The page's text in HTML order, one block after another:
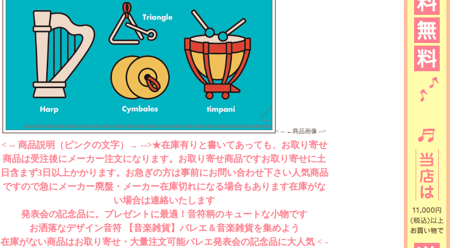
< -- ←商品画像 -->
< -- 商品説明（ピンクの文字）→ -->★在庫有りと書いてあっても、お取り寄せ
商品は受注後にメーカー注文になります。お取り寄せ商品ですお取り寄せに土
日含まず3日以上かかります。お急ぎの方は事前にお問い合わせ下さい人気商品
ですので急にメーカー廃盤・メーカー在庫切れになる場合もあります在庫がな
い場合は連絡いたします
発表会の記念品に。プレゼントに最適！音符柄のキュートな小物です
お洒落なデザイン音符 【音楽雑貨】バレエ＆音楽雑貨を集めよう
在庫がない商品はお取り寄せ・大量注文可能バレエ発表会の記念品に大人気 < -